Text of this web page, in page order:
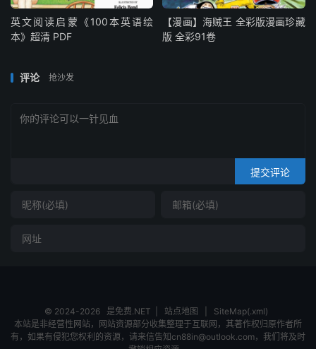
英文阅读启蒙《100本英语绘
本》超清 PDF
【漫画】海贼王 全彩版漫画珍藏
版 全彩91卷
评论 抢沙发
提交评论
© 2024-2026 是免费.NET 站点地图
SiteMap(.xml)
本站是非经营性网站，网站资源部分收集整理于互联网，其著作权归原作者所
有，如果有侵犯您权利的资源，请来信告知cn88in@outlook.com，我们将及时